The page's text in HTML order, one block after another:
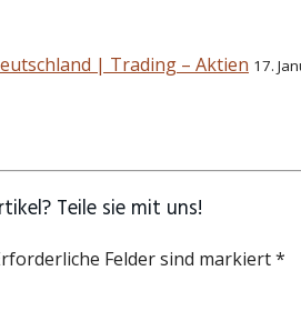
| Trading – Aktien 17.
Teile sie mit uns!
Felder sind markiert *